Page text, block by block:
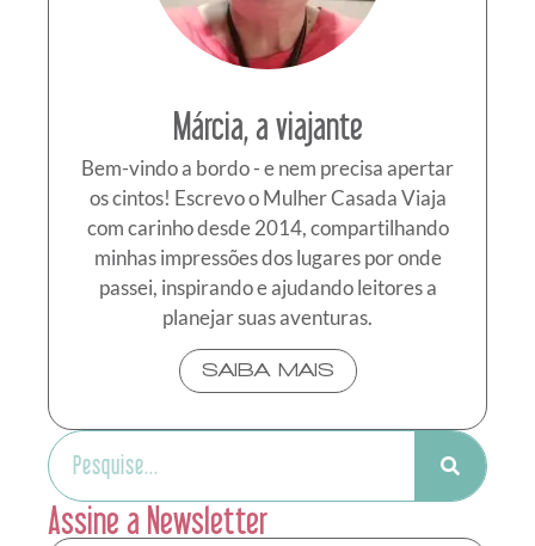
Márcia, a viajante
Bem-vindo a bordo - e nem precisa apertar
os cintos! Escrevo o Mulher Casada Viaja
com carinho desde 2014, compartilhando
minhas impressões dos lugares por onde
passei, inspirando e ajudando leitores a
planejar suas aventuras.
SAIBA MAIS
Assine a Newsletter